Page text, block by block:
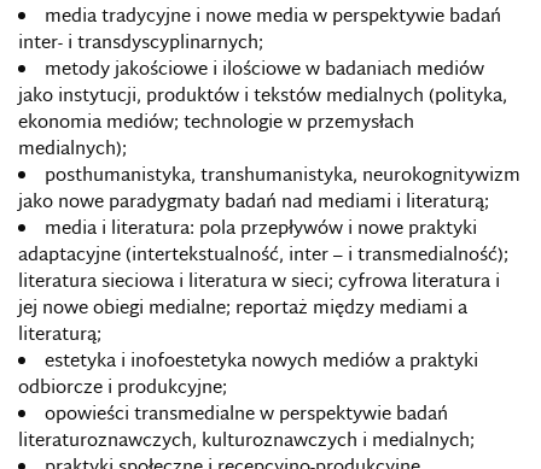
media tradycyjne i nowe media w perspektywie badań
inter- i transdyscyplinarnych;
metody jakościowe i ilościowe w badaniach mediów
jako instytucji, produktów i tekstów medialnych (polityka,
ekonomia mediów; technologie w przemysłach
medialnych);
posthumanistyka, transhumanistyka, neurokognitywizm
jako nowe paradygmaty badań nad mediami i literaturą;
media i literatura: pola przepływów i nowe praktyki
adaptacyjne (intertekstualność, inter – i transmedialność);
literatura sieciowa i literatura w sieci; cyfrowa literatura i
jej nowe obiegi medialne; reportaż między mediami a
literaturą;
estetyka i inofoestetyka nowych mediów a praktyki
odbiorcze i produkcyjne;
opowieści transmedialne w perspektywie badań
literaturoznawczych, kulturoznawczych i medialnych;